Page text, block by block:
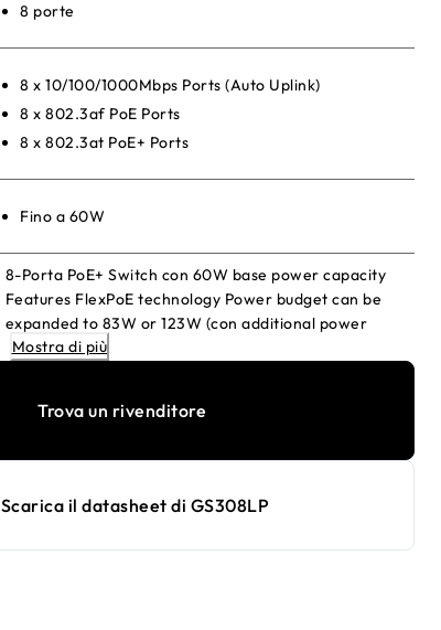
8 porte
8 x 10/100/1000Mbps Ports (Auto Uplink)
8 x 802.3af PoE Ports
8 x 802.3at PoE+ Ports
Fino a 60W
8-Porta PoE+ Switch con 60W base power capacity
Features FlexPoE technology Power budget can be
expanded to 83W or 123W (con additional power
supply modules sold separately) Designed to
Mostra di più
Trova un rivenditore
Scarica il datasheet di GS308LP